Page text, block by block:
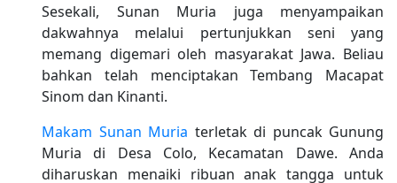
Sesekali, Sunan Muria juga menyampaikan
dakwahnya melalui pertunjukkan seni yang
memang digemari oleh masyarakat Jawa. Beliau
bahkan telah menciptakan Tembang Macapat
Sinom dan Kinanti.
Makam Sunan Muria terletak di puncak Gunung
Muria di Desa Colo, Kecamatan Dawe. Anda
diharuskan menaiki ribuan anak tangga untuk